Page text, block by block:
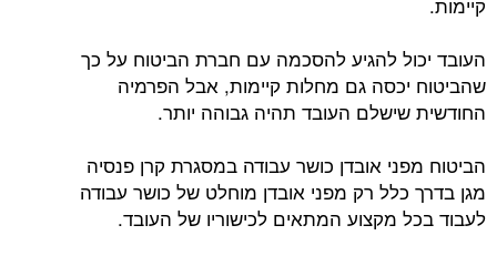
העובד יכול להגיע להסכמה עם חברת הביטוח על כך
שהביטוח יכסה גם מחלות קיימות, אבל הפרמיה
החודשית שישלם העובד תהיה גבוהה יותר.
הביטוח מפני אובדן כושר עבודה במסגרת קרן פנסיה
מגן בדרך כלל רק מפני אובדן מוחלט של כושר עבודה
לעבוד בכל מקצוע המתאים לכישוריו של העובד.